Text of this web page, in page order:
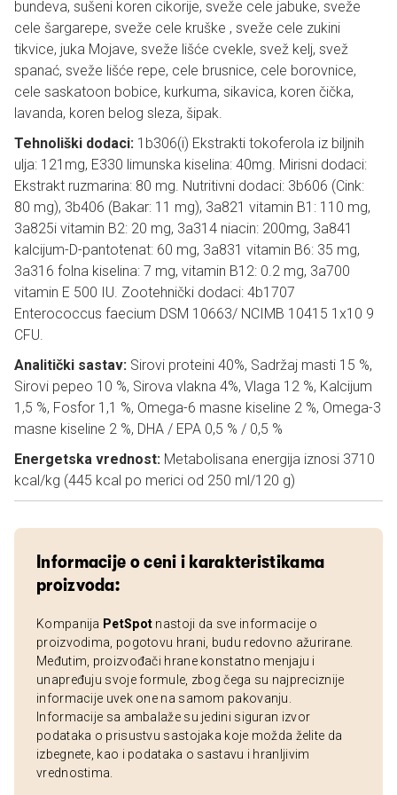
bundeva, sušeni koren cikorije, sveže cele jabuke, sveže
cele šargarepe, sveže cele kruške , sveže cele zukini
tikvice, juka Mojave, sveže lišće cvekle, svež kelj, svež
spanać, sveže lišće repe, cele brusnice, cele borovnice,
cele saskatoon bobice, kurkuma, sikavica, koren čička,
lavanda, koren belog sleza, šipak.
Tehnoliški dodaci: 1b306(i) Ekstrakti tokoferola iz biljnih
ulja: 121mg, E330 limunska kiselina: 40mg. Mirisni dodaci:
Ekstrakt ruzmarina: 80 mg. Nutritivni dodaci: 3b606 (Cink:
80 mg), 3b406 (Bakar: 11 mg), 3a821 vitamin B1: 110 mg,
3a825i vitamin B2: 20 mg, 3a314 niacin: 200mg, 3a841
kalcijum-D-pantotenat: 60 mg, 3a831 vitamin B6: 35 mg,
3a316 folna kiselina: 7 mg, vitamin B12: 0.2 mg, 3a700
vitamin E 500 IU. Zootehnički dodaci: 4b1707
Enterococcus faecium DSM 10663/ NCIMB 10415 1x10 9
CFU.
Analitički sastav: Sirovi proteini 40%, Sadržaj masti 15 %,
Sirovi pepeo 10 %, Sirova vlakna 4%, Vlaga 12 %, Kalcijum
1,5 %, Fosfor 1,1 %, Omega-6 masne kiseline 2 %, Omega-3
masne kiseline 2 %, DHA / EPA 0,5 % / 0,5 %
Energetska vrednost: Metabolisana energija iznosi 3710
kcal/kg (445 kcal po merici od 250 ml/120 g)
Informacije o ceni i karakteristikama
proizvoda:
Kompanija PetSpot nastoji da sve informacije o
proizvodima, pogotovu hrani, budu redovno ažurirane.
Međutim, proizvođači hrane konstatno menjaju i
unapređuju svoje formule, zbog čega su najpreciznije
informacije uvek one na samom pakovanju.
Informacije sa ambalaže su jedini siguran izvor
podataka o prisustvu sastojaka koje možda želite da
izbegnete, kao i podataka o sastavu i hranljivim
vrednostima.